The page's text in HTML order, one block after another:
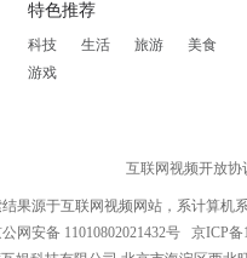
特色推荐
科技 生活 旅游
美食
游戏
互联网视频开放协
果源于互联网视频网站，系计算机
网安备 11010802021432号 京ICP备